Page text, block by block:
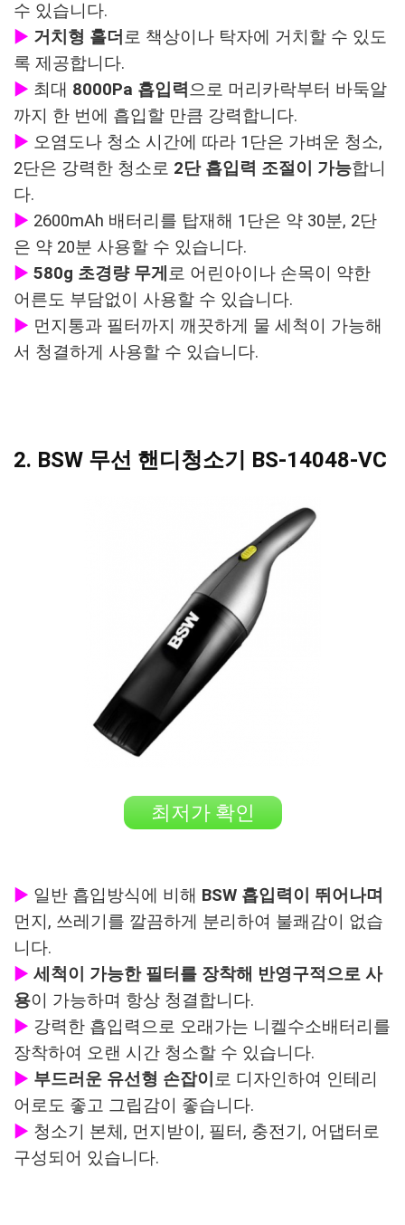
수 있습니다.
▶ 거치형 홀더 로 책상이나 탁자에 거치할 수 있도
록 제공합니다.
▶ 최대 8000Pa 흡입력 으로 머리카락부터 바둑알
까지 한 번에 흡입할 만큼 강력합니다.
▶ 오염도나 청소 시간에 따라 1단은 가벼운 청소,
2단은 강력한 청소로 2단 흡입력 조절이 가능합니
다.
▶ 2600mAh 배터리를 탑재해 1단은 약 30분, 2단
은 약 20분 사용할 수 있습니다.
▶ 580g 초경량 무게 로 어린아이나 손목이 약한
어른도 부담없이 사용할 수 있습니다.
▶ 먼지통과 필터까지 깨끗하게 물 세척이 가능해
서 청결하게 사용할 수 있습니다.
2. BSW 무선 핸디청소기 BS-14048-VC
최저가 확인
▶ 일반 흡입방식에 비해 BSW 흡입력이 뛰어나며
먼지, 쓰레기를 깔끔하게 분리하여 불쾌감이 없습
니다.
▶ 세척이 가능한 필터를 장착해 반영구적으로 사
용이 가능하며 항상 청결합니다.
▶ 강력한 흡입력으로 오래가는 니켈수소배터리를
장착하여 오랜 시간 청소할 수 있습니다.
▶ 부드러운 유선형 손잡이 로 디자인하여 인테리
어로도 좋고 그립감이 좋습니다.
▶ 청소기 본체, 먼지받이, 필터, 충전기, 어댑터로
구성되어 있습니다.